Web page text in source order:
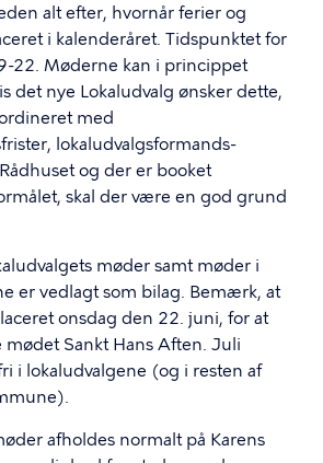
alt efter, hvornår ferier og
i kalenderåret. Tidspunktet for
22. Møderne kan i princippet
det nye Lokaludvalg ønsker dette,
med
lokaludvalgsformands-
og der er booket
skal der være en god grund
møder samt møder i
er vedlagt som bilag. Bemærk, at
onsdag den 22. juni, for at
mødet Sankt Hans Aften. Juli
i lokaludvalgene (og i resten af
afholdes normalt på Karens